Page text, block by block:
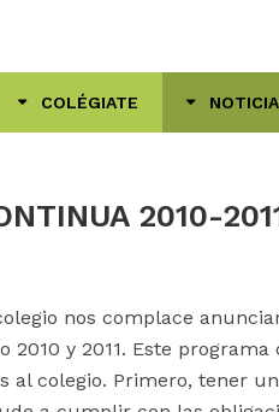
COLÉGIATE
2010-
nos complace
y 2011. Este
al colegio. Primero, tener